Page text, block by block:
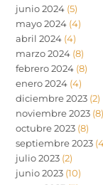
junio 2024 (5)
mayo 2024 (4)
abril 2024 (4)
marzo 2024 (8)
febrero 2024 (8)
enero 2024 (4)
diciembre 2023 (2)
noviembre 2023 (8)
octubre 2023 (8)
septiembre 2023
julio 2023 (2)
junio 2023 (10)